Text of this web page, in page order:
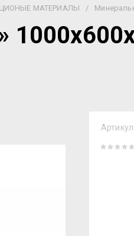
МАТЕРИАЛЫ /
Артикул: